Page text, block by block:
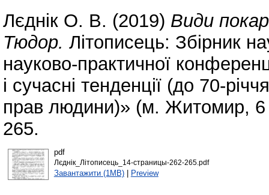
Лєднік О. В. (2019) Види
Тюдор. Літописець: Збірник
науково-практичної
і сучасні тенденції (до 70-
прав людини)» (м. Житомир,
265.
pdf
Лєднік_Літописець_14-страницы-262-265.pdf
Завантажити (1MB)| Preview